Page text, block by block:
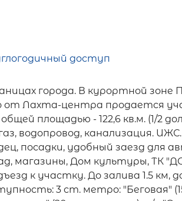
доступ
города. В курортной
от Лахта-центра продается
площадью - 122,6 кв.м. (1/2
водопровод, канализация.
посадки, удобный заезд для
магазины, Дом культуры, ТК
к участку. До залива 1.5 км,
3 ст. метро: "Беговая"